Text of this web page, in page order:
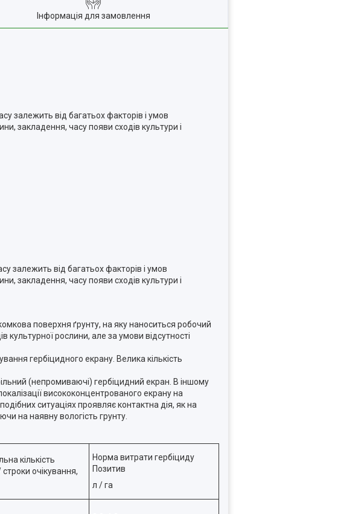
Інформація для замовлення
залежить від багатьох факторів і умов
закладення, часу появи сходів культури і
залежить від багатьох факторів і умов
закладення, часу появи сходів культури і
поверхня ґрунту, на яку наноситься робочий
рослини, але за умови відсутності
гербіцидного екрану. Велика кількість
(непромиваючі) гербіцидний екран. В іншому
висококонцентрованого екрану на
ситуаціях проявляє контактна дія, як на
на наявну вологість грунту.
кількість
очікування,
Норма витрати гербіциду
Позитив
л / га